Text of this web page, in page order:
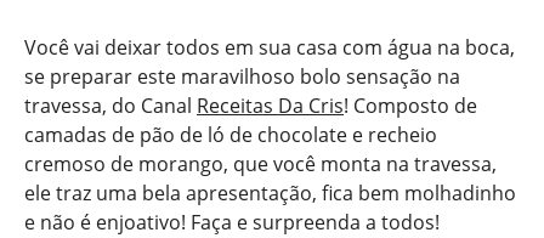
Você vai deixar todos em sua casa com água na boca,
se preparar este maravilhoso bolo sensação na
travessa, do Canal Receitas Da Cris! Composto de
camadas de pão de ló de chocolate e recheio
cremoso de morango, que você monta na travessa,
ele traz uma bela apresentação, fica bem molhadinho
e não é enjoativo! Faça e surpreenda a todos!